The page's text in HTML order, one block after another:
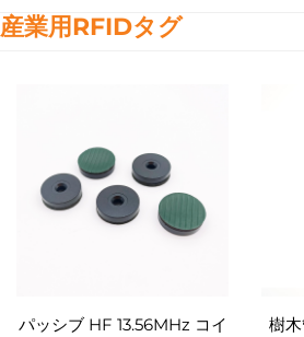
産業用RFIDタグ
パッシブ HF 13.56MHz コイ
樹